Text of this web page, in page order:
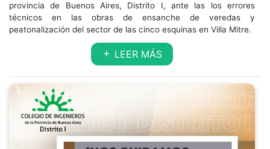
provincia de Buenos Aires, Distrito I, ante las los errores
técnicos en las obras de ensanche de veredas y
peatonalización del sector de las cinco esquinas en Villa Mitre.
LEER MÁS